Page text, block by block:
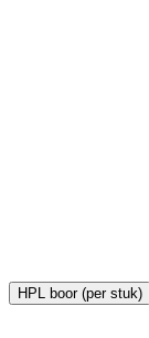
HPL boor (per stuk)